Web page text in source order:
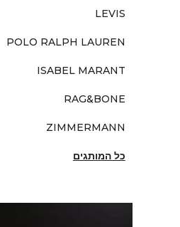
LEVIS
POLO RALPH LAUREN
ISABEL MARANT
RAG&BONE
ZIMMERMANN
כל המותגים